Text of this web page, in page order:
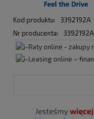
Kod produktu:
3392192A
Nr producenta:
3392192A